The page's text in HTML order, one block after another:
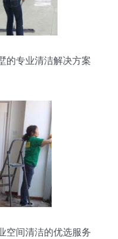
的专业清洁解决方案
空间清洁的优选服务